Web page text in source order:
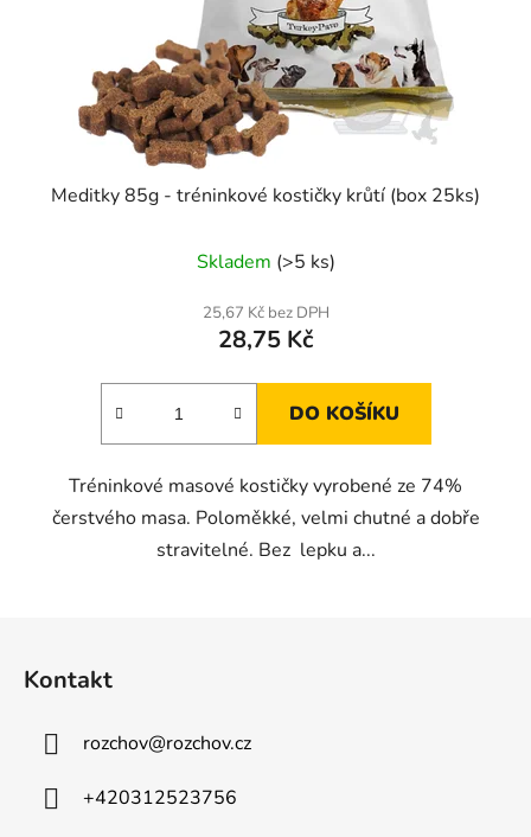
Meditky 85g - tréninkové kostičky krůtí (box 25ks)
Skladem (>5 ks)
25,67 Kč bez DPH
28,75 Kč
DO KOŠÍKU
Tréninkové masové kostičky vyrobené ze 74%
čerstvého masa. Poloměkké, velmi chutné a dobře
stravitelné. Bez lepku a...
Kontakt
rozchov@rozchov.cz
+420312523756